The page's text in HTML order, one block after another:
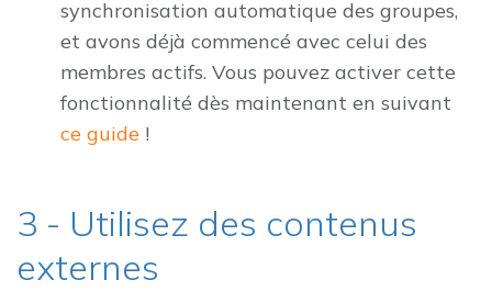
synchronisation automatique des groupes,
et avons déjà commencé avec celui des
membres actifs. Vous pouvez activer cette
fonctionnalité dès maintenant en suivant
ce guide !
3 - Utilisez des contenus
externes